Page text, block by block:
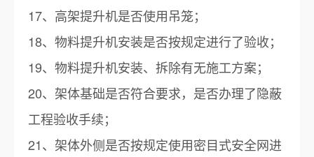
17、高架提升机是否使用吊笼；
18、物料提升机安装是否按规定进行了验收；
19、物料提升机安装、拆除有无施工方案；
20、架体基础是否符合要求，是否办理了隐蔽
工程验收手续；
21、架体外侧是否按规定使用密目式安全网进